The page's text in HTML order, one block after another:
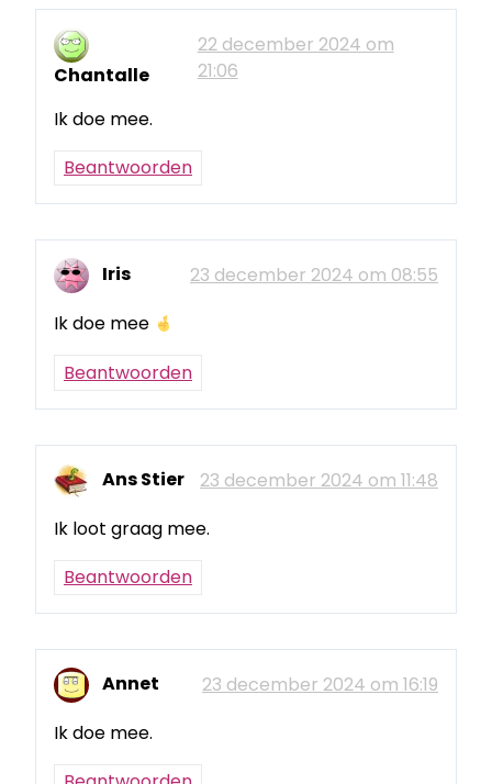
Chantalle
22 december 2024 om
21:06
Ik doe mee.
Beantwoorden
Iris
23 december 2024 om 08:55
Ik doe mee
Beantwoorden
Ans Stier
23 december 2024 om 11:48
Ik loot graag mee.
Beantwoorden
Annet
23 december 2024 om 16:19
Ik doe mee.